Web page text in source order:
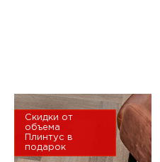
Скидки от
объема
Плинтус в
подарок